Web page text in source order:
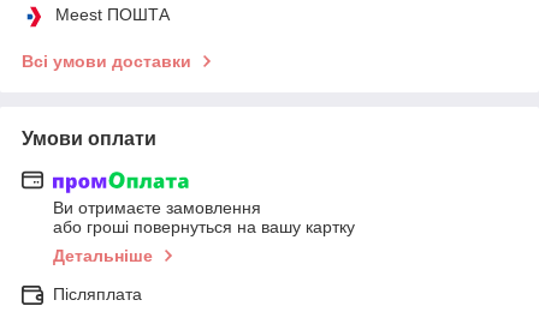
Meest ПОШТА
Всі умови доставки
Умови оплати
Ви отримаєте замовлення
або гроші повернуться на вашу картку
Детальніше
Післяплата